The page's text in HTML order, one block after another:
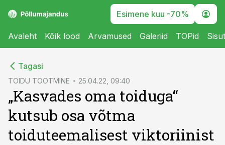
Esimene kuu -70%
Avaleht Kõik lood Arvamused Galeriid TOPid
Tagasi
TOIDU TOOTMINE 25.04.22, 09:40
„Kasvades oma toiduga“
kutsub osa võtma
toiduteemalisest viktoriinist